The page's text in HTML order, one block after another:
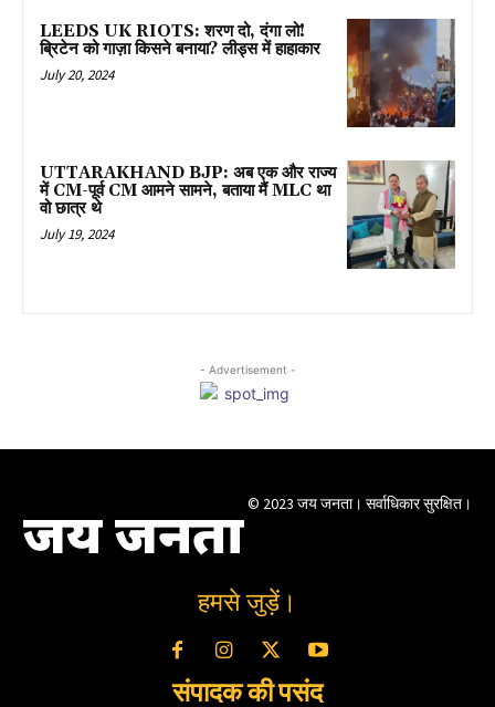
LEEDS UK RIOTS: शरण दो, दंगा लो!
ब्रिटेन को गाज़ा किसने बनाया? लीड्स में हाहाकार
July 20, 2024
UTTARAKHAND BJP: अब एक और राज्य
में CM-पूर्व CM आमने सामने, बताया मैं MLC था
वो छात्र थे
July 19, 2024
- Advertisement -
जय जनता © 2023 जय जनता। सर्वाधिकार सुरक्षित।
हमसे जुड़ें।
संपादक की पसंद